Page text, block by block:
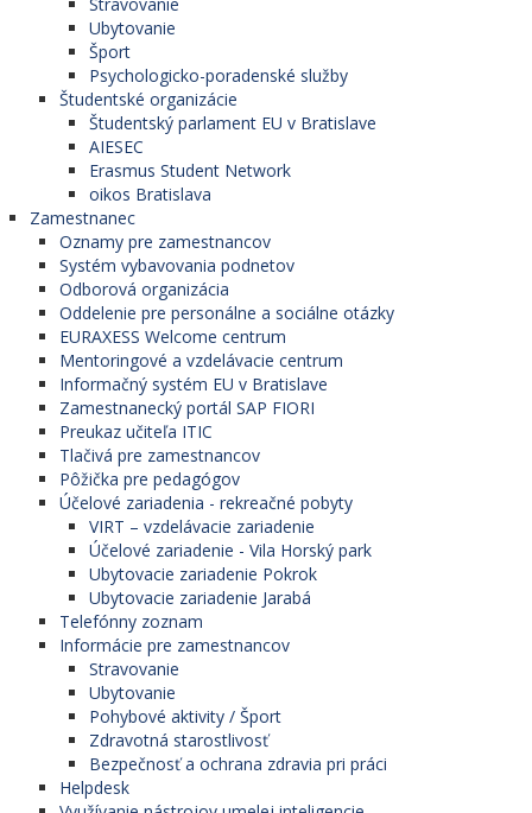
Ubytovanie
Šport
Psychologicko-poradenské služby
Študentské organizácie
Študentský parlament EU v Bratislave
AIESEC
Erasmus Student Network
oikos Bratislava
Zamestnanec
Oznamy pre zamestnancov
Systém vybavovania podnetov
Odborová organizácia
Oddelenie pre personálne a sociálne otázky
EURAXESS Welcome centrum
Mentoringové a vzdelávacie centrum
Informačný systém EU v Bratislave
Zamestnanecký portál SAP FIORI
Preukaz učiteľa ITIC
Tlačivá pre zamestnancov
Pôžička pre pedagógov
Účelové zariadenia - rekreačné pobyty
VIRT – vzdelávacie zariadenie
Účelové zariadenie - Vila Horský park
Ubytovacie zariadenie Pokrok
Ubytovacie zariadenie Jarabá
Telefónny zoznam
Informácie pre zamestnancov
Stravovanie
Ubytovanie
Pohybové aktivity / Šport
Zdravotná starostlivosť
Bezpečnosť a ochrana zdravia pri práci
Helpdesk